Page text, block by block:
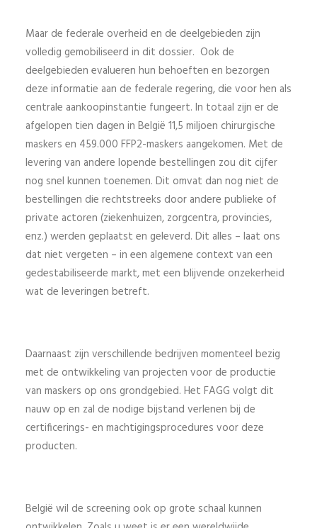
Maar de federale overheid en de deelgebieden zijn
volledig gemobiliseerd in dit dossier. Ook de
deelgebieden evalueren hun behoeften en bezorgen
deze informatie aan de federale regering, die voor hen als
centrale aankoopinstantie fungeert. In totaal zijn er de
afgelopen tien dagen in België 11,5 miljoen chirurgische
maskers en 459.000 FFP2-maskers aangekomen. Met de
levering van andere lopende bestellingen zou dit cijfer
nog snel kunnen toenemen. Dit omvat dan nog niet de
bestellingen die rechtstreeks door andere publieke of
private actoren (ziekenhuizen, zorgcentra, provincies,
enz.) werden geplaatst en geleverd. Dit alles – laat ons
dat niet vergeten – in een algemene context van een
gedestabiliseerde markt, met een blijvende onzekerheid
wat de leveringen betreft.
Daarnaast zijn verschillende bedrijven momenteel bezig
met de ontwikkeling van projecten voor de productie
van maskers op ons grondgebied. Het FAGG volgt dit
nauw op en zal de nodige bijstand verlenen bij de
certificerings- en machtigingsprocedures voor deze
producten.
België wil de screening ook op grote schaal kunnen